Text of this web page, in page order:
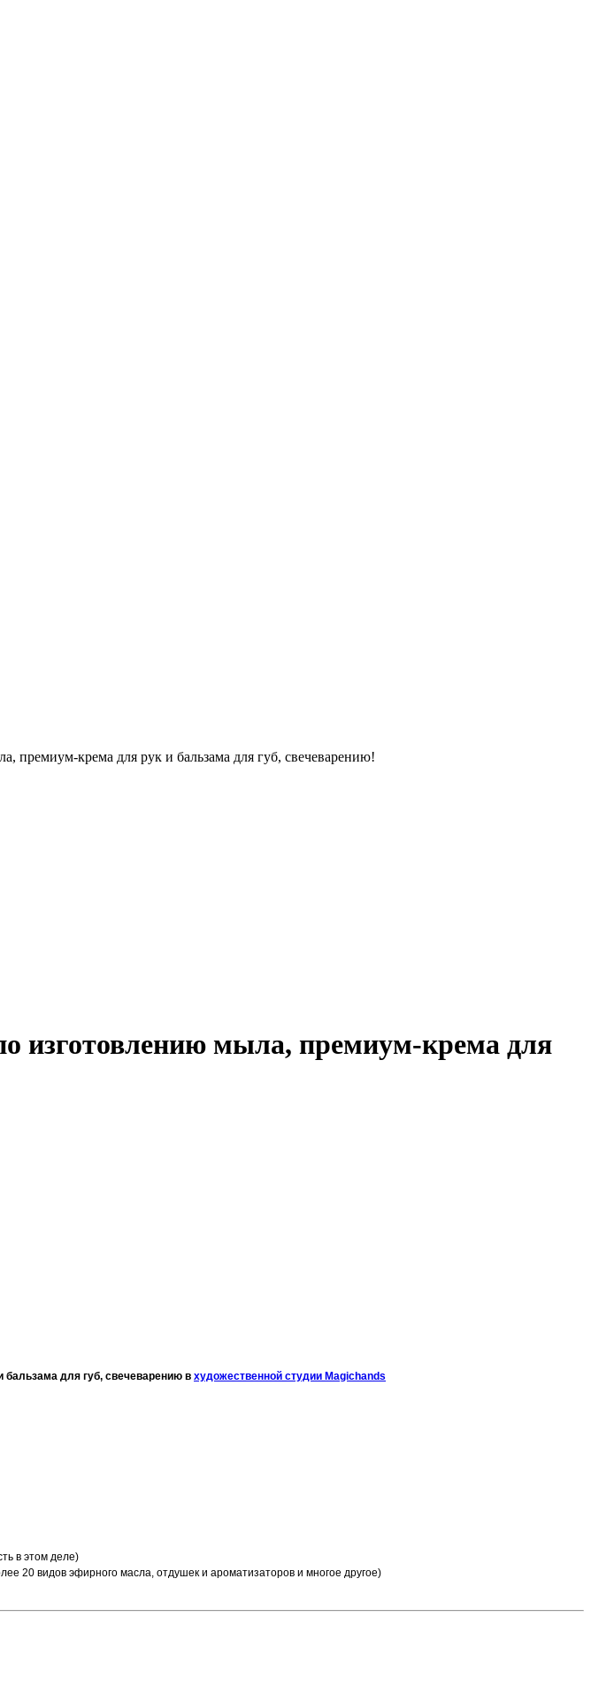
премиум-крема для рук и бальзама для губ, свечеварению!
изготовлению мыла, премиум-крема для
бальзама для губ, свечеварению в художественной студии Magichands
в этом деле)
20 видов эфирного масла, отдушек и ароматизаторов и многое другое)